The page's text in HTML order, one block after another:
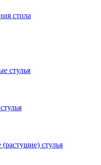
стола
стулья
(растущие) стулья